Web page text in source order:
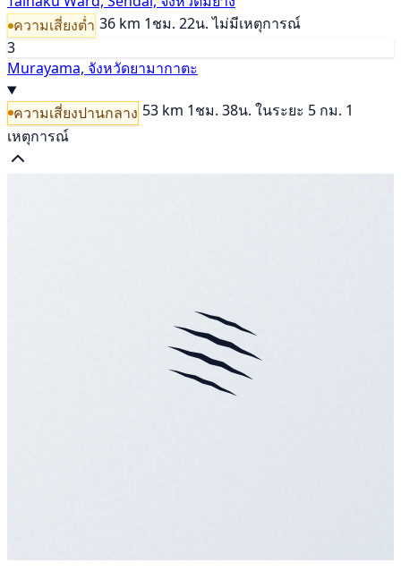
ความเสี่ยงต่ำ 36 km 1ชม. 22น. ไม่มีเหตุการณ์
3
Murayama, จังหวัดยามากาตะ
ความเสี่ยงปานกลาง 53 km 1ชม. 38น. ในระยะ 5 กม. 1
เหตุการณ์